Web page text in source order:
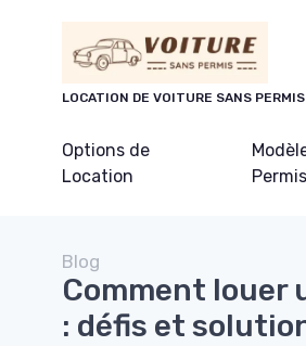
LOCATION DE VOITURE SANS PERMIS
Options de
Location
Permis
Blog
Comment louer
: défis et